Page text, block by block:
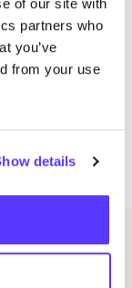
partners who
you’ve
from your use
details
bar
Queer